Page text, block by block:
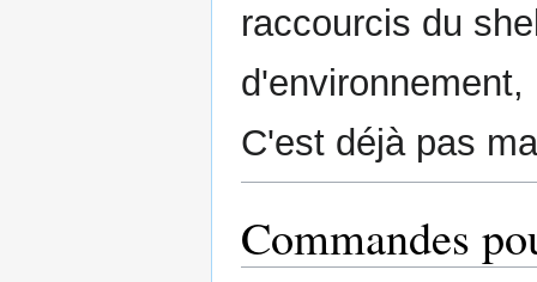
raccourcis du
C'est déjà pas
Commandes